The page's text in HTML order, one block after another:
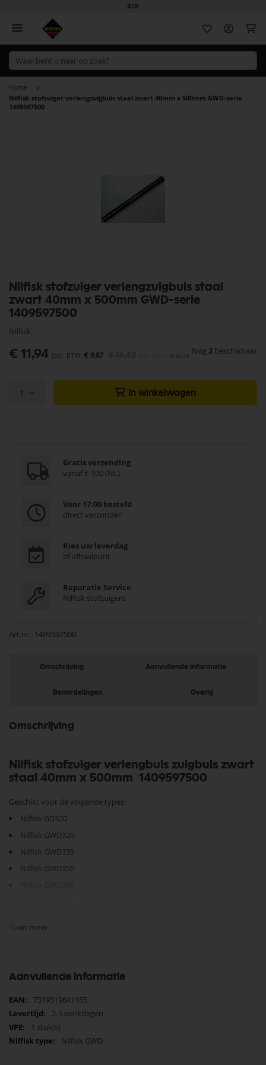
B2B
Home
Nilfisk stofzuiger verlengzuigbuis staal zwart 40mm x 500mm GWD-serie
1409597500
Nilfisk stofzuiger verlengzuigbuis staal
zwart 40mm x 500mm GWD-serie
1409597500
Nilfisk
Speciale
€ 11,94 € 9,87 Nog 2 beschikbaar
1 In winkelwagen
Gratis verzending
vanaf € 100 (NL)
Voor 17:00 besteld
direct verzonden
Kies uw leverdag
of afhaalpunt
Reparatie Service
Nilfisk stofzuigers
Art.nr. 1409597500
naar
het
begin
de
gallerij
Omschrijving Aanvullende informatie
Beoordelingen Overig
Omschrijving
Nilfisk stofzuiger verlengbuis zuigbuis zwart
staal 40mm x 500mm 1409597500
Geschikt voor de volgende types:
Nilfisk GD320
Nilfisk GWD320
Nilfisk GWD335
Nilfisk GWD350
Nilfisk Onderdelen
Nilfisk vaste stangen
Nilfisk zuigbuizen
Zoeken op type Nilfisk stofzuiger
Nilfisk Nat-Droogzuigers onderdelen
Toon meer
Aanvullende informatie
Meer
informatie
7319519641165
2-5 werkdagen
1 stuk(s)
Nilfisk GWD